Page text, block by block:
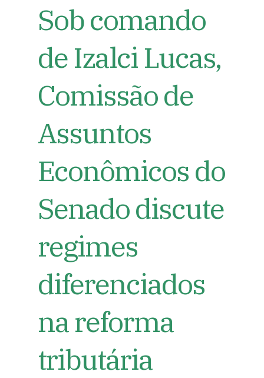
Sob comando
de Izalci Lucas,
Comissão de
Assuntos
Econômicos do
Senado discute
regimes
diferenciados
na reforma
tributária